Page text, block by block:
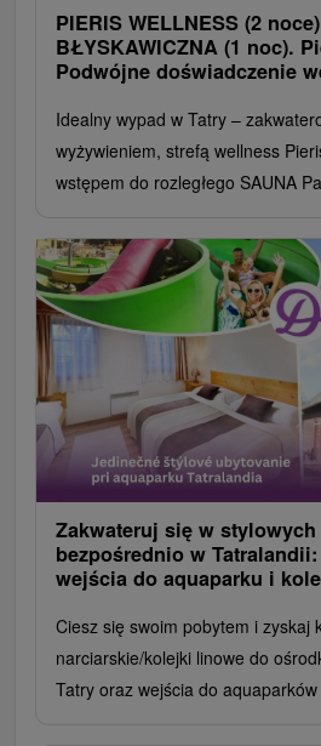
PIERIS WELLNESS (2
BŁYSKAWICZNA (1 noc).
Podwójne doświadczenie
Idealny wypad w Tatry –
wyżywieniem, strefą wellness
wstępem do rozległego SAUNA
Zakwateruj się w
bezpośrednio w
wejścia do aquaparku i
Ciesz się swoim pobytem i zyskaj
narciarskie/kolejki linowe do
Tatry oraz wejścia do